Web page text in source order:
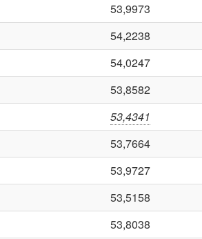
53,9973
54,2238
54,0247
53,8582
53,4341
53,7664
53,9727
53,5158
53,8038